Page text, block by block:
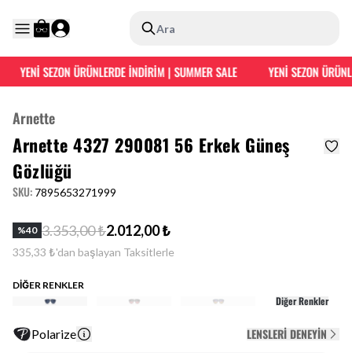
Ara
YENİ SEZON ÜRÜNLERDE İNDİRİM | SUMMER SALE YENİ SEZON
Arnette
Arnette 4327 290081 56 Erkek Güneş
Gözlüğü
SKU: 7895653271999
%40 3.353,00 ₺2.012,00 ₺
335,33 ₺'dan başlayan Taksitlerle
DİĞER RENKLER
Diğer Renkler
Polarize LENSLERI DENEYIN